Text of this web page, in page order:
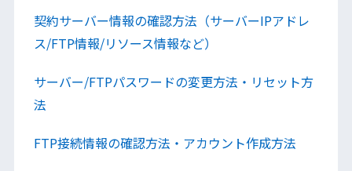
契約サーバー情報の確認方法（サーバーIPアドレ
ス/FTP情報/リソース情報など）
サーバー/FTPパスワードの変更方法・リセット方
法
FTP接続情報の確認方法・アカウント作成方法